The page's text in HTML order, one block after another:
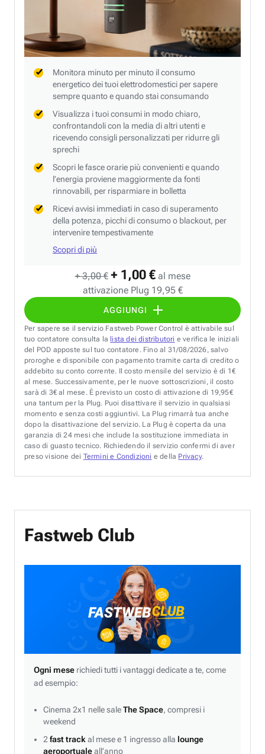
+ 3,00 € + 1,00 € al mese
attivazione Plug 19,95 €
AGGIUNGI
Monitora minuto per minuto il consumo
energetico dei tuoi elettrodomestici per sapere
sempre quanto e quando stai consumando
Visualizza i tuoi consumi in modo chiaro,
confrontandoli con la media di altri utenti e
ricevendo consigli personalizzati per ridurre gli
sprechi
Scopri le fasce orarie più convenienti e quando
l’energia proviene maggiormente da fonti
rinnovabili, per risparmiare in bolletta
Ricevi avvisi immediati in caso di superamento
della potenza, picchi di consumo o blackout, per
intervenire tempestivamente
Scopri di più
Per sapere se il servizio Fastweb Power Control è attivabile sul
tuo contatore consulta la lista dei distributori e verifica le iniziali
del POD apposte sul tuo contatore. Fino al 31/08/2026, salvo
proroghe e disponibile con pagamento tramite carta di credito o
addebito su conto corrente. Il costo mensile del servizio è di 1€
al mese. Successivamente, per le nuove sottoscrizioni, il costo
sarà di 3€ al mese. È previsto un costo di attivazione di 19,95€
una tantum per la Plug. Puoi disattivare il servizio in qualsiasi
momento e senza costi aggiuntivi. La Plug rimarrà tua anche
dopo la disattivazione del servizio. La Plug è coperta da una
garanzia di 24 mesi che include la sostituzione immediata in
caso di guasto tecnico. Richiedendo il servizio confermi di aver
preso visione dei Termini e Condizioni e della Privacy.
Fastweb Club
Ogni mese richiedi tutti i vantaggi dedicate a te, come
ad esempio:
Cinema 2x1 nelle saleThe Space, compresi i
weekend
2 fast track al mese e 1 ingresso alla lounge
aeroportualeall’anno